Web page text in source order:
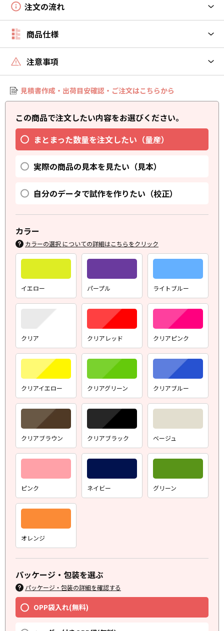
注文の流れ
商品仕様
注意事項
見積書作成・出荷目安確認・ご注文はこちらから
この商品で注文したい内容をお選びください。
まとまった数量を注文したい（量産）
実際の商品の見本を見たい（見本）
自分のデータで試作を作りたい（校正）
カラー
カラーの選択 についての詳細はこちらをクリック
イエロー パープル ライトブルー
クリア クリアレッド クリアピンク
クリアイエロー クリアグリーン クリアブルー
クリアブラウン クリアブラック ベージュ
ピンク ネイビー グリーン
オレンジ
パッケージ・包装を選ぶ
パッケージ・包装の詳細を確認する
OPP袋入れ(無料)